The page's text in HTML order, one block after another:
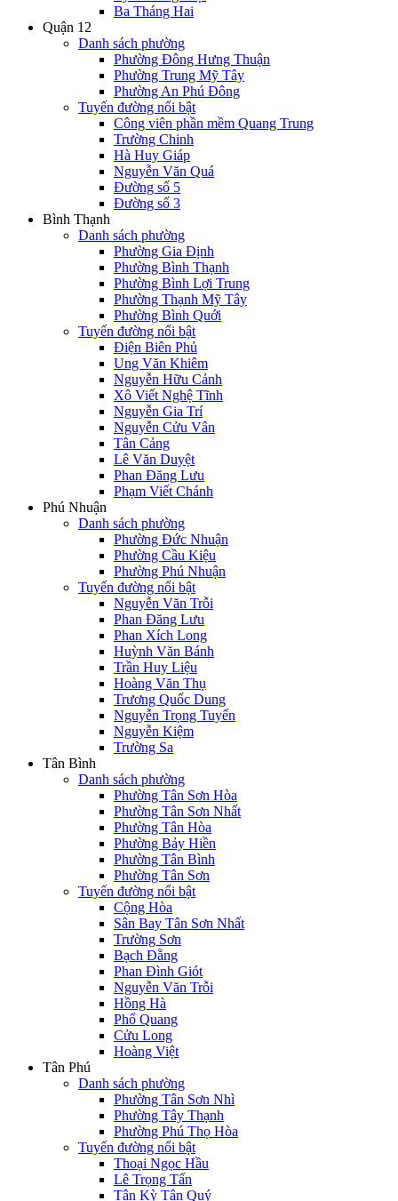
Ba Tháng Hai
Quận 12
Danh sách phường
Phường Đông Hưng Thuận
Phường Trung Mỹ Tây
Phường An Phú Đông
Tuyến đường nổi bật
Công viên phần mềm Quang Trung
Trường Chinh
Hà Huy Giáp
Nguyễn Văn Quá
Đường số 5
Đường số 3
Bình Thạnh
Danh sách phường
Phường Gia Định
Phường Bình Thạnh
Phường Bình Lợi Trung
Phường Thạnh Mỹ Tây
Phường Bình Quới
Tuyến đường nổi bật
Điện Biên Phủ
Ung Văn Khiêm
Nguyễn Hữu Cảnh
Xô Viết Nghệ Tĩnh
Nguyễn Gia Trí
Nguyễn Cửu Vân
Tân Cảng
Lê Văn Duyệt
Phan Đăng Lưu
Phạm Viết Chánh
Phú Nhuận
Danh sách phường
Phường Đức Nhuận
Phường Cầu Kiệu
Phường Phú Nhuận
Tuyến đường nổi bật
Nguyễn Văn Trỗi
Phan Đăng Lưu
Phan Xích Long
Huỳnh Văn Bánh
Trần Huy Liệu
Hoàng Văn Thụ
Trương Quốc Dung
Nguyễn Trọng Tuyển
Nguyễn Kiệm
Trường Sa
Tân Bình
Danh sách phường
Phường Tân Sơn Hòa
Phường Tân Sơn Nhất
Phường Tân Hòa
Phường Bảy Hiền
Phường Tân Bình
Phường Tân Sơn
Tuyến đường nổi bật
Cộng Hòa
Sân Bay Tân Sơn Nhất
Trường Sơn
Bạch Đằng
Phan Đình Giót
Nguyễn Văn Trỗi
Hồng Hà
Phổ Quang
Cửu Long
Hoàng Việt
Tân Phú
Danh sách phường
Phường Tân Sơn Nhì
Phường Tây Thạnh
Phường Phú Thọ Hòa
Tuyến đường nổi bật
Thoại Ngọc Hầu
Lê Trọng Tấn
Tân Kỳ Tân Quý